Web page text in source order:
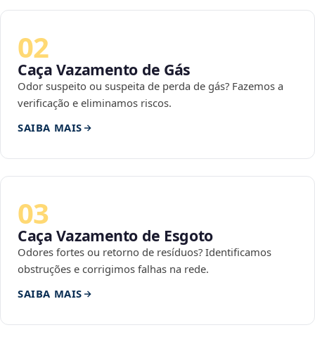
02
Caça Vazamento de Gás
Odor suspeito ou suspeita de perda de gás? Fazemos a
verificação e eliminamos riscos.
SAIBA MAIS
03
Caça Vazamento de Esgoto
Odores fortes ou retorno de resíduos? Identificamos
obstruções e corrigimos falhas na rede.
SAIBA MAIS